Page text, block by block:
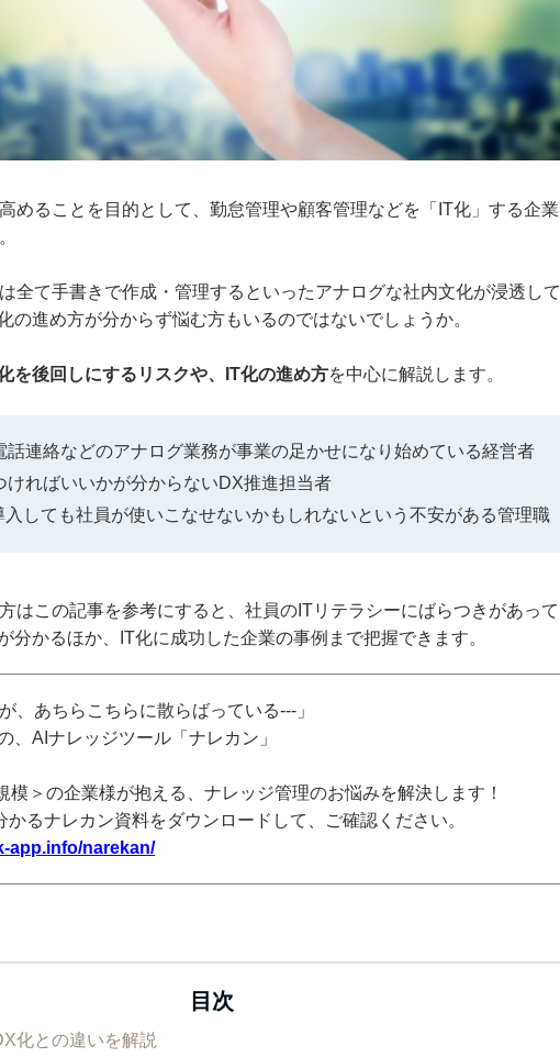
めることを目的として、勤怠管理や顧客管理などを「IT化」する企業
全て手書きで作成・管理するといったアナログな社内文化が浸透して
の進め方が分からず悩む方もいるのではないでしょうか。
を後回しにするリスクや、IT化の進め方を中心に解説します。
話連絡などのアナログ業務が事業の足かせになり始めている経営者
ければいいかが分からないDX推進担当者
入しても社員が使いこなせないかもしれないという不安がある管理職
はこの記事を参考にすると、社員のITリテラシーにばらつきがあって
分かるほか、IT化に成功した企業の事例まで把握できます。
、あちらこちらに散らばっている---」
、AIナレッジツール「ナレカン」
模＞の企業様が抱える、ナレッジ管理のお悩みを解決します！
かるナレカン資料をダウンロードして、ご確認ください。
app.info/narekan/
目次
化との違いを解説